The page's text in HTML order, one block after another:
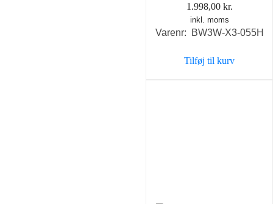
1.998,00 kr.
inkl. moms
Varenr: BW3W-X3-055H
Tilføj til kurv